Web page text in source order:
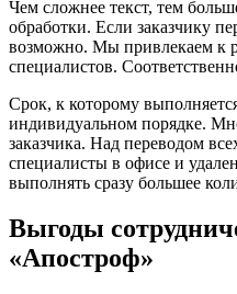
Чем сложнее текст, тем
обработки. Если заказчику
возможно. Мы привлекаем к
специалистов.
Срок, к которому
индивидуальном порядке.
заказчика. Над переводом
специалисты в офисе и
выполнять сразу большее
Выгоды
«Апостроф»